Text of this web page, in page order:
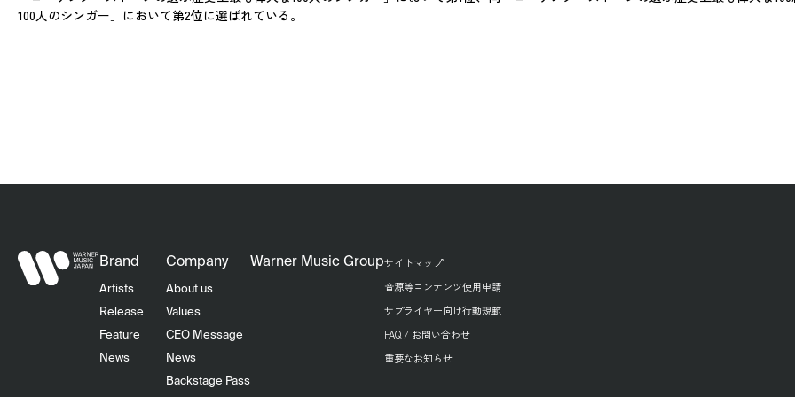
100人のシンガー」において第2位に選ばれている。
Brand
Artists
Release
Feature
News
Company
About us
Values
CEO Message
News
Backstage Pass
Warner Music Groupサイトマップ
音源等コンテンツ使用申請
サプライヤー向け行動規範
FAQ / お問い合わせ
重要なお知らせ